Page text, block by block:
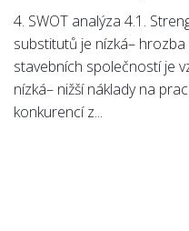
4. SWOT analýza 4.1.
substitutů je nízká– hrozba
stavebních společností je
nízká– nižší náklady na
konkurencí z...